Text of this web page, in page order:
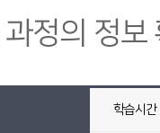
정의 정
학습시간